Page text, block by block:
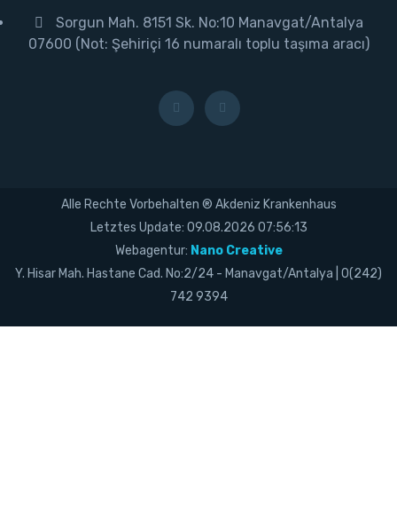
Sorgun Mah. 8151 Sk. No:10 Manavgat/Antalya
07600 (Not: Şehiriçi 16 numaralı toplu taşıma aracı)
Alle Rechte Vorbehalten ® Akdeniz Krankenhaus
Letztes Update: 09.08.2026 07:56:13
Webagentur: Nano Creative
Y. Hisar Mah. Hastane Cad. No:2/24 - Manavgat/Antalya | 0(242)
742 9394